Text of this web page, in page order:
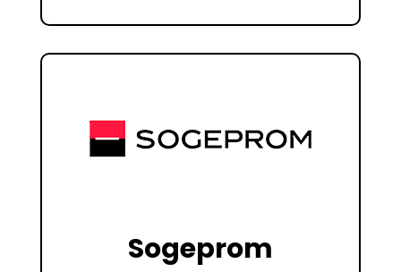
Sogeprom